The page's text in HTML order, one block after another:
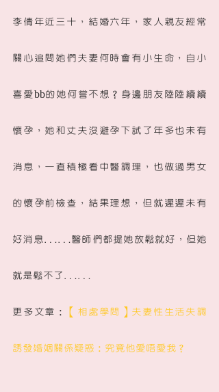
李倩年近三十，結婚六年，家人親友經常
關心追問她們夫妻何時會有小生命，自小
喜愛bb的她何嘗不想？身邊朋友陸陸續續
懷孕，她和丈夫沒避孕下試了年多也未有
消息，一直積極看中醫調理，也做過男女
的懷孕前檢查，結果理想，但就遲遲未有
好消息……醫師們都提她放鬆就好，但她
就是鬆不了……
更多文章： 【相處學問】夫妻性生活失調
誘發婚姻關係疑惑：究竟他愛唔愛我？